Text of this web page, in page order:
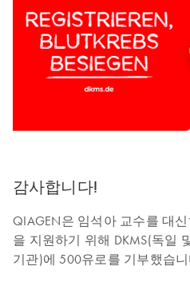
감사합니다!
QIAGEN은 임석아 교수를 대
을 지원하기 위해 DKMS(독일
기관)에 500유로를 기부했습